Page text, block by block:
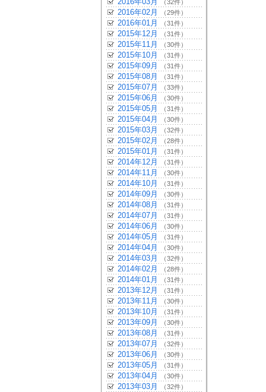
（32件）
2016年02月 （29件）
2016年01月 （31件）
2015年12月 （31件）
2015年11月 （30件）
2015年10月 （31件）
2015年09月 （31件）
2015年08月 （31件）
2015年07月 （33件）
2015年06月 （30件）
2015年05月 （31件）
2015年04月 （30件）
2015年03月 （32件）
2015年02月 （28件）
2015年01月 （31件）
2014年12月 （31件）
2014年11月 （30件）
2014年10月 （31件）
2014年09月 （30件）
2014年08月 （31件）
2014年07月 （31件）
2014年06月 （30件）
2014年05月 （31件）
2014年04月 （30件）
2014年03月 （32件）
2014年02月 （28件）
2014年01月 （31件）
2013年12月 （31件）
2013年11月 （30件）
2013年10月 （31件）
2013年09月 （30件）
2013年08月 （31件）
2013年07月 （32件）
2013年06月 （30件）
2013年05月 （31件）
2013年04月 （30件）
2013年03月 （32件）